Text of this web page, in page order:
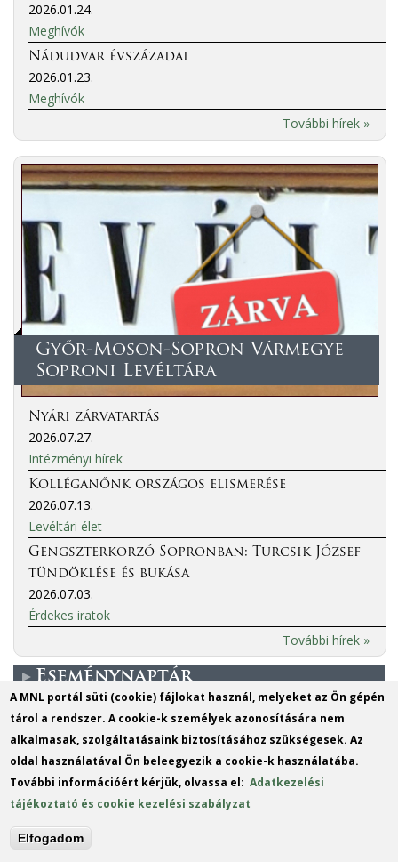
2026.01.24.
Meghívók
Nádudvar évszázadai
2026.01.23.
Meghívók
További hírek »
Győr-Moson-Sopron Vármegye
Soproni Levéltára
Nyári zárvatartás
2026.07.27.
Intézményi hírek
Kolléganőnk országos elismerése
2026.07.13.
Levéltári élet
Gengszterkorzó Sopronban: Turcsik József
tündöklése és bukása
2026.07.03.
Érdekes iratok
További hírek »
Eseménynaptár
További események..
H
K SZ CS P SZ
V
3
A MNL portál süti (cookie) fájlokat használ, melyeket az Ön gépén
tárol a rendszer. A cookie-k személyek azonosítására nem
alkalmasak, szolgáltatásaink biztosításához szükségesek. Az
oldal használatával Ön beleegyezik a cookie-k használatába.
További információért kérjük, olvassa el:Adatkezelési
tájékoztató és cookie kezelési szabályzat
Elfogadom